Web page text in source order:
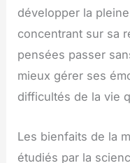
développer la
concentrant sur sa
pensées passer
mieux gérer ses
difficultés de la vie
Les bienfaits de la
étudiés par la